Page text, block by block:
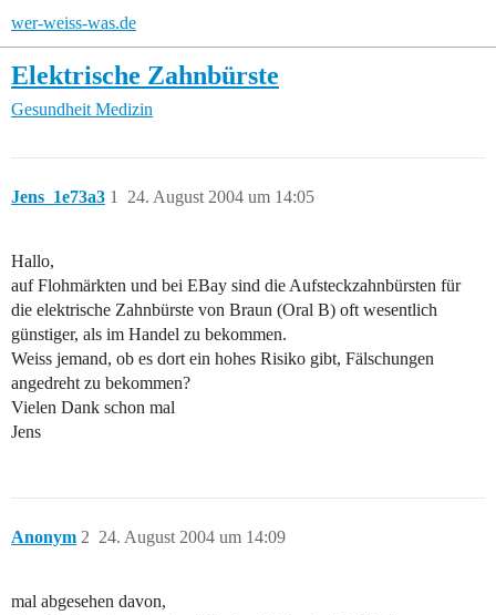
wer-weiss-was.de
Elektrische Zahnbürste
Gesundheit Medizin
Jens_1e73a3 24. August 2004 um 14:05
1
Hallo,
auf Flohmärkten und bei EBay sind die Aufsteckzahnbürsten für
die elektrische Zahnbürste von Braun (Oral B) oft wesentlich
günstiger, als im Handel zu bekommen.
Weiss jemand, ob es dort ein hohes Risiko gibt, Fälschungen
angedreht zu bekommen?
Vielen Dank schon mal
Jens
Anonym 24. August 2004 um 14:09
2
mal abgesehen davon,